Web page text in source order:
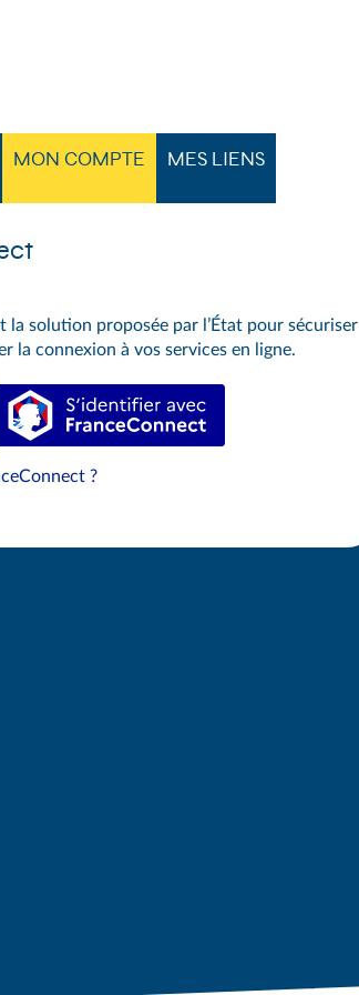
MON COMPTE MES LIENS
la solution proposée par l’État pour sécuriser
la connexion à vos services en ligne.
S’identifier avec FranceConnect
?